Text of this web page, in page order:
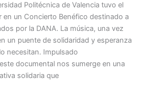
Politécnica de Valencia tuvo el
en un Concierto Benéfico destinado a
por la DANA. La música, una vez
un puente de solidaridad y esperanza
necesitan. Impulsado
documental nos sumerge en una
solidaria que